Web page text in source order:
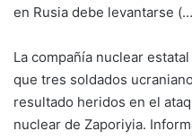
en Rusia debe levantarse
La compañía nuclear
que tres soldados
resultado heridos en el
nuclear de Zaporiyia.